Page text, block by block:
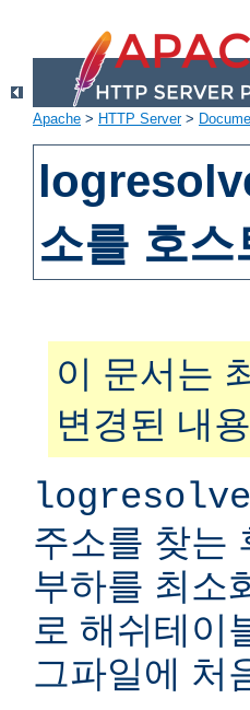
Apache > HTTP Server>
소를 호
이 문서는
변경된 내
logresolve
주소를 찾는
부하를 최소
로 해쉬테이
그파일에 처